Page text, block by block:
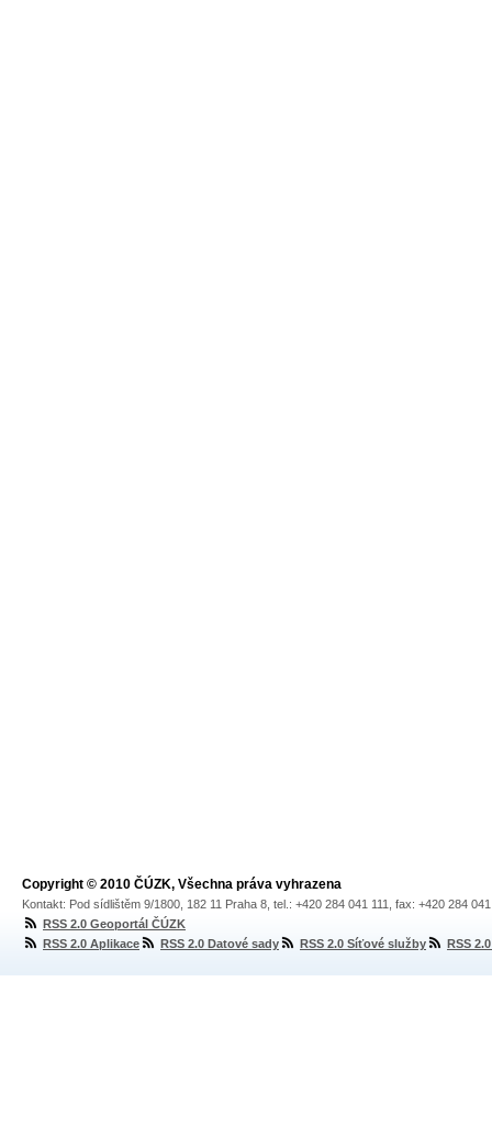
Copyright © 2010 ČÚZK, Všechna práva vyhrazena
Kontakt: Pod sídlištěm 9/1800, 182 11 Praha 8, tel.: +420 284 041 111, fax: +420 284
RSS 2.0 Geoportál ČÚZK
RSS 2.0 Aplikace
RSS 2.0 Datové sady RSS 2.0 Síťové služby RSS